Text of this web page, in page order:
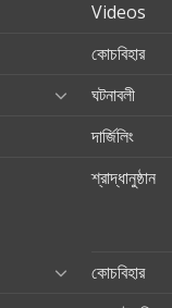
Videos
কোচবিহার
ঘটনাবলী
দার্জিলিং
শ্রাদ্ধানুষ্ঠান
কোচবিহার